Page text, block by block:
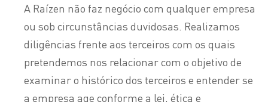
A Raízen não faz negócio com qualquer empresa
ou sob circunstâncias duvidosas. Realizamos
diligências frente aos terceiros com os quais
pretendemos nos relacionar com o objetivo de
examinar o histórico dos terceiros e entender se
a empresa age conforme a lei, ética e